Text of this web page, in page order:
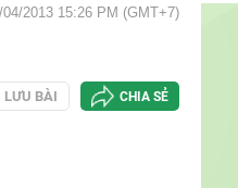
2013 15:26 PM (GMT+7)
LƯU BÀI CHIA SẺ